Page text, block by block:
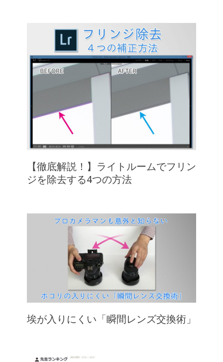
【徹底解説！】ライトルームでフリン
ジを除去する4つの方法
埃が入りにくい「瞬間レンズ交換術」